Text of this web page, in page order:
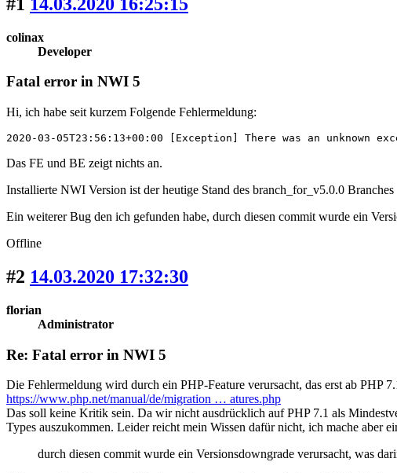
colinax
Developer
Fatal error in NWI 5
Hi, ich habe seit kurzem Folgende Fehlermeldung:
2020-03-05T23:56:13+00:00 [Exception] There was an
Das FE und BE zeigt nichts an.
Installierte NWI Version ist der heutige Stand des branch_for_v5.0.0 Branches
Ein weiterer Bug den ich gefunden habe, durch diesen commit wurde ein
Offline
#2 14.03.2020 17:32:30
florian
Administrator
Re: Fatal error in NWI 5
Die Fehlermeldung wird durch ein PHP-Feature verursacht, das erst ab PHP
https://www.php.net/manual/de/migration … atures.php
Das soll keine Kritik sein. Da wir nicht ausdrücklich auf PHP 7.1 als
Types auszukommen. Leider reicht mein Wissen dafür nicht, ich mache aber
durch diesen commit wurde ein Versionsdowngrade verursacht, was